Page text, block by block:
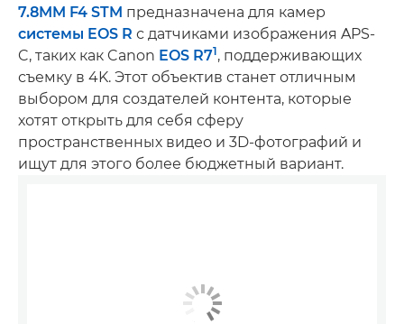
7.8MM F4 STM предназначена для камер
системы EOS R с датчиками изображения APS-
C, таких как Canon EOS R71, поддерживающих
съемку в 4K. Этот объектив станет отличным
выбором для создателей контента, которые
хотят открыть для себя сферу
пространственных видео и 3D-фотографий и
ищут для этого более бюджетный вариант.